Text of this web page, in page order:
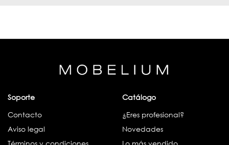
Soporte
Contacto
Aviso legal
Términos y condiciones
Catálogo
¿Eres profesional?
Novedades
Lo más vendido